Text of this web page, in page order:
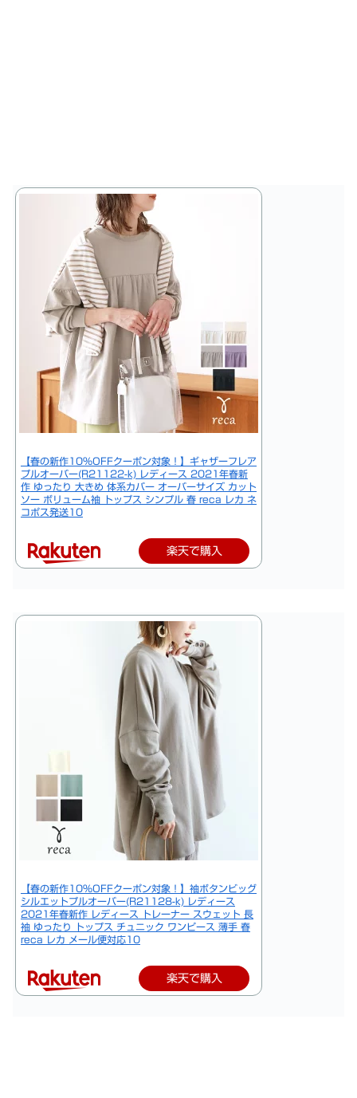
【春の新作10%OFFクーポン対象！】ギャザーフレア
プルオーバー(R21122-k) レディース 2021年春新
作 ゆったり 大きめ 体系カバー オーバーサイズ カット
ソー ボリューム袖 トップス シンプル 春 reca レカ ネ
コポス発送10
楽天で購入
【春の新作10%OFFクーポン対象！】袖ボタンビッグ
シルエットプルオーバー(R21128-k) レディース
2021年春新作 レディース トレーナー スウェット 長
袖 ゆったり トップス チュニック ワンピース 薄手 春
reca レカ メール便対応10
楽天で購入